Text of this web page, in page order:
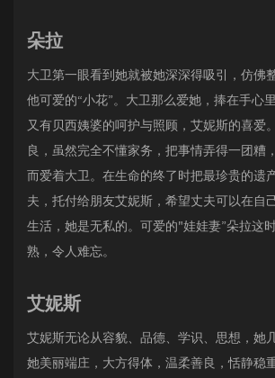
朵拉
大卫第一眼看到她就被她深深得吸引，仿佛
他可爱的“小花”。大卫那么爱她，捧在手心
又有贝西姨婆的呵护与照顾，艾妮斯的喜爱
良，虽然完全不懂家务，把事情弄得一团糟
而爱着大卫。在生命的终了时把最珍贵的遗
夫，托付给朋友艾妮斯，希望丈夫可以在自
生活，她是无私的。可爱的"娃娃妻”朵拉这
熟，令人难忘。
艾妮斯
艾妮斯无论从容貌、品德、学识、思想，她
她美丽端庄，大方得体，温柔善良，恬静稳